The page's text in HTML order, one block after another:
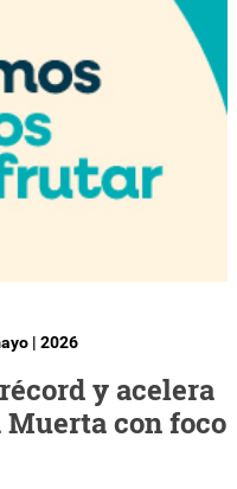
| 2026
y acelera
Muerta con foco